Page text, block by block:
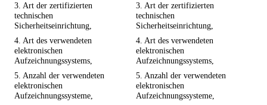
3. Art der zertifizierten
technischen
Sicherheitseinrichtung,
3. Art der zertifizierten
technischen
Sicherheitseinrichtung,
4. Art des verwendeten
elektronischen
Aufzeichnungssystems,
4. Art des verwendeten
elektronischen
Aufzeichnungssystems,
5. Anzahl der verwendeten
elektronischen
Aufzeichnungssysteme,
5. Anzahl der verwendeten
elektronischen
Aufzeichnungssysteme,